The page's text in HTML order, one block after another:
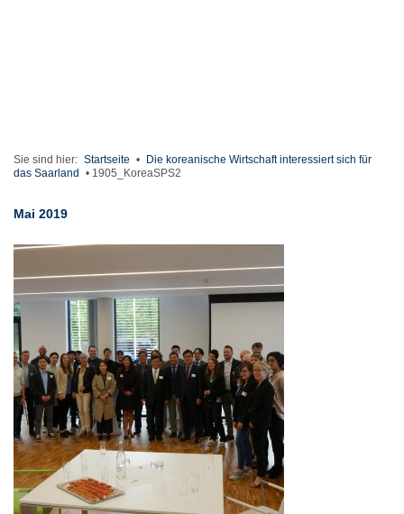
Sie sind hier: Startseite •
Die koreanische Wirtschaft interessiert sich für
das Saarland
• 1905_KoreaSPS2
Mai 2019